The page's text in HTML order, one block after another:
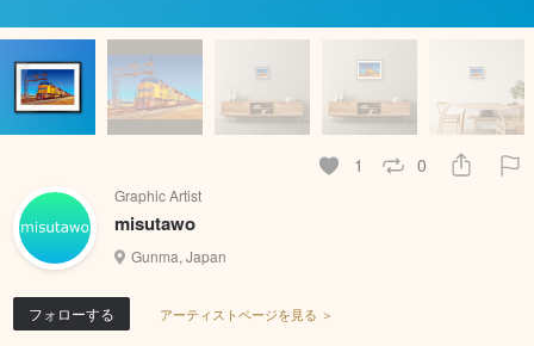
1 0
Graphic Artist
misutawo
Gunma, Japan
フォローする アーティストページを見る ＞